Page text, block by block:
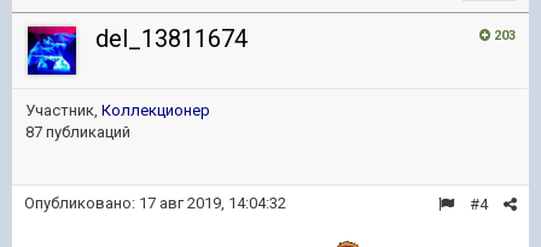
203
del_13811674
Участник, Коллекционер
87 публикаций
#4
Опубликовано: 17 авг 2019, 14:04:32